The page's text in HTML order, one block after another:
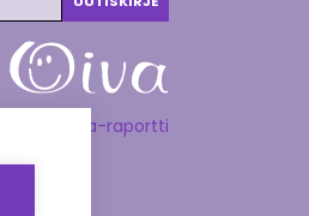
Katso Oiva-raportti